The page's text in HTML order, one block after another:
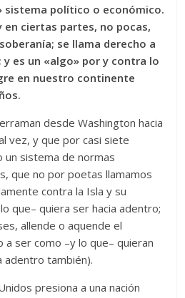
sistema político o económico.
en ciertas partes, no pocas,
se llama derecho a
es un «algo» por y contra lo
en nuestro continente
desde Washington hacia
vez, y que por casi siete
un sistema de normas
que no por poetas llamamos
contra la Isla y su
que– quiera ser hacia adentro;
allende o aquende el
ser como –y lo que– quieran
adentro también).
presiona a una nación